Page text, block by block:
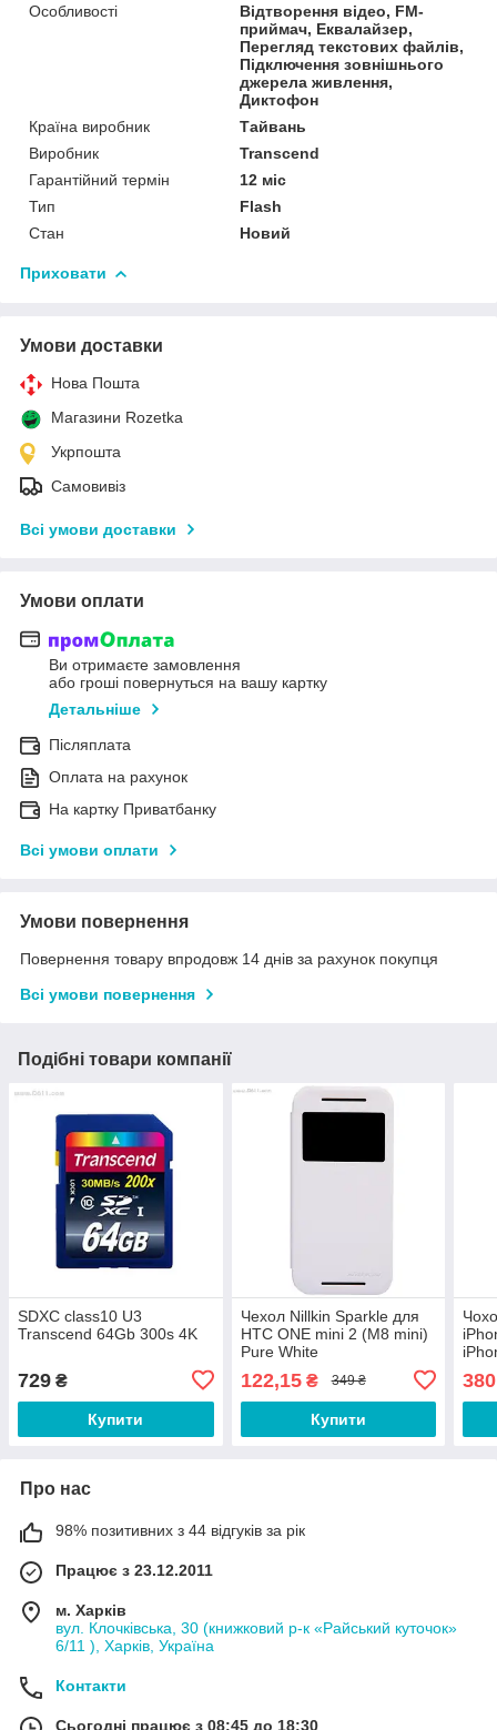
Особливості
Відтворення відео, FM-
приймач, Еквалайзер,
Перегляд текстових файлів,
Підключення зовнішнього
джерела живлення,
Диктофон
Країна виробник
Тайвань
Виробник
Transcend
Гарантійний термін
12 міс
Тип
Flash
Стан
Новий
Приховати
Умови доставки
Нова Пошта
Магазини Rozetka
Укрпошта
Самовивіз
Всі умови доставки
Умови оплати
Ви отримаєте замовлення
або гроші повернуться на вашу картку
Детальніше
Післяплата
Оплата на рахунок
На картку Приватбанку
Всі умови оплати
Умови повернення
Повернення товару впродовж 14 днів за рахунок покупця
Всі умови повернення
Подібні товари компанії
SDXC class10 U3
Transcend 64Gb 300s 4K
729 ₴
Купити
Чехол Nillkin Sparkle для
HTC ONE mini 2 (M8 mini)
Pure White
122,15₴ 349 ₴
Купити
380
Про нас
98% позитивних з 44 відгуків за рік
Працює з 23.12.2011
м. Харків
вул. Клочківська, 30 (книжковий р-к «Райський куточок»
6/11 ), Харків, Україна
Контакти
Сьогодні працює з 08:45 до 18:30